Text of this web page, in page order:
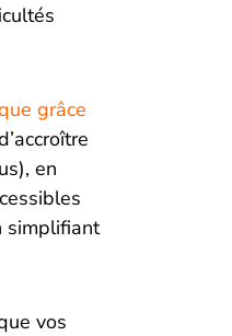
grâce
en
simplifiant
vos